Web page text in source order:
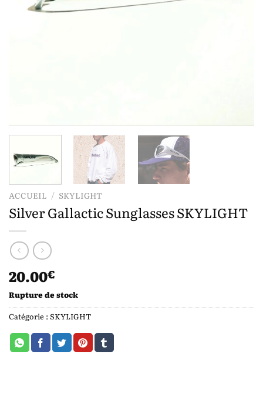
ACCUEIL / SKYLIGHT
Silver Gallactic Sunglasses SKYLIGHT
20.00€
Rupture de stock
Catégorie : SKYLIGHT